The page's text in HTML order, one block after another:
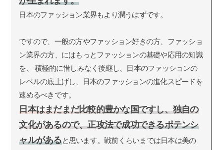
日本のファッション業界もより潤うはずです。
ですので、一般の方やファッション好きの方、ファッショ
ン業界の方、にはもっとファッションの基礎や応用の知識
を、 積極的に惜しみなく後継し、日本のファッションの
レベルの底上げし、日本のファッションの進化スピードを
速めるべきです。
日本はまだまだ比較的豊かな国ですし、独自の
文化があるので、正攻法で成功できるポテンシ
ャルがあると思います。戦前くらいまでは日本は美の